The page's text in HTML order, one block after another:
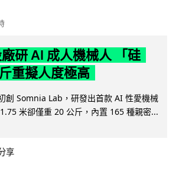
研 AI 成人機械人 「硅
重擬人度極高
創 Somnia Lab，研發出首款 AI 性愛機械
米卻僅重 20 公斤，內置 165 種親密...
享